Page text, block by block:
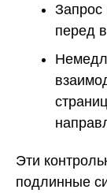
Запрос
перед
Эти
подлинные